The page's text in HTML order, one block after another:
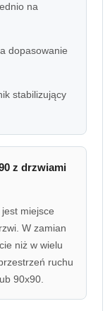
na
dopasowanie
stabilizujący
z drzwiami
miejsce
W zamian
niż w wielu
ruchu
90x90.